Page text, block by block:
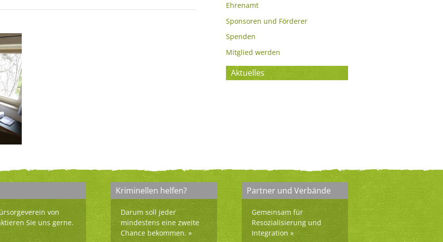
Ehrenamt
Sponsoren und Förderer
Spenden
Mitglied werden
Aktuelles
von
Sie uns gerne.
Kriminellen helfen?
Darum soll jeder
mindestens eine zweite
Chance bekommen. »
Partner und Verbände
Gemeinsam für
Resozialisierung und
Integration»